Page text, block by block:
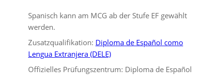
Spanisch kann am MCG ab der Stufe EF gewählt
werden.
Zusatzqualifikation: Diploma de Español como
Lengua Extranjera (DELE)
Offizielles Prüfungszentrum: Diploma de Español